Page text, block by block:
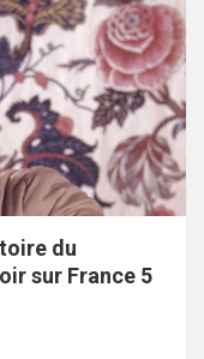
du
sur France 5